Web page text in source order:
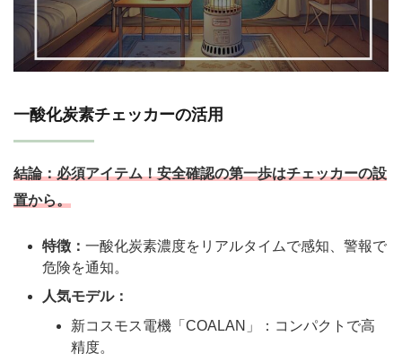
一酸化炭素チェッカーの活用
結論：必須アイテム！安全確認の第一歩はチェッカーの設
置から。
特徴： 一酸化炭素濃度をリアルタイムで感知、警報で
危険を通知。
人気モデル：
新コスモス電機「COALAN」：コンパクトで高
精度。